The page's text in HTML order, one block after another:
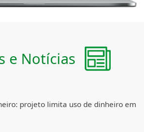
e Notícias
projeto limita uso de dinheiro em